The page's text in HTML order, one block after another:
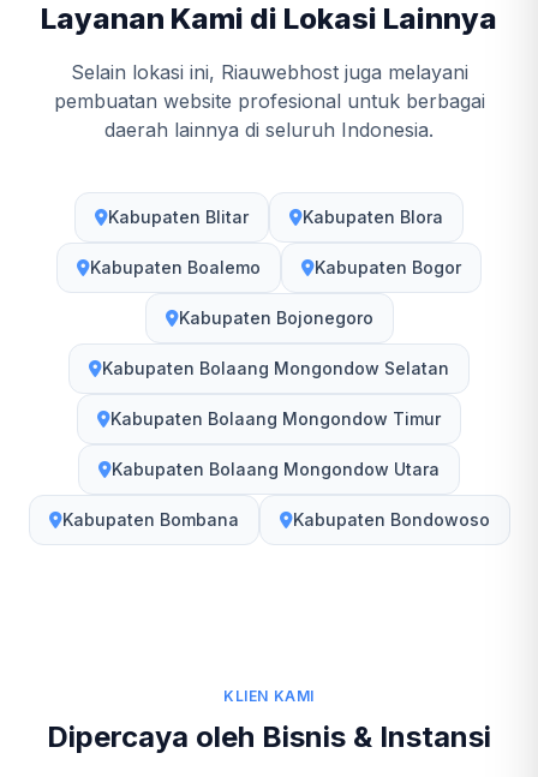
Layanan Kami di Lokasi Lainnya
Selain lokasi ini, Riauwebhost juga melayani
pembuatan website profesional untuk berbagai
daerah lainnya di seluruh Indonesia.
Kabupaten Blitar Kabupaten Blora
Kabupaten Boalemo Kabupaten Bogor
Kabupaten Bojonegoro
Kabupaten Bolaang Mongondow Selatan
Kabupaten Bolaang Mongondow Timur
Kabupaten Bolaang Mongondow Utara
Kabupaten Bombana Kabupaten Bondowoso
KLIEN KAMI
Dipercaya oleh Bisnis & Instansi